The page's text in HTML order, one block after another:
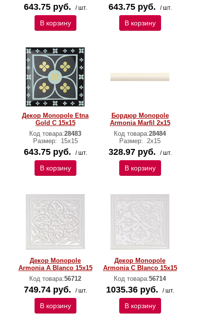
643.75 руб. / шт.
В корзину
643.75 руб. / шт.
В корзину
Декор Monopole Etna
Gold C 15х15
Код товара:28483
Размер:
15х15
643.75 руб. / шт.
В корзину
Бордюр Monopole
Armonia Marfil 2x15
Код товара:28484
Размер: 2x15
328.97 руб. / шт.
В корзину
Декор Monopole
Armonia A Blanco 15x15
Код товара:56712
749.74 руб. / шт.
В корзину
Декор Monopole
Armonia C Blanco 15x15
Код товара:56714
1035.36 руб. / шт.
В корзину